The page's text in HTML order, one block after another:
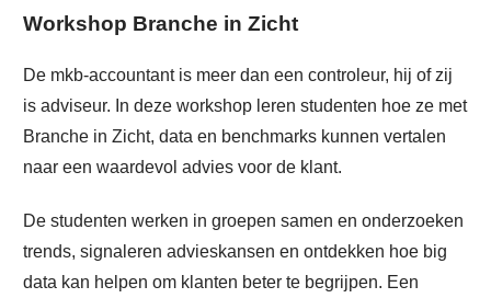
Workshop Branche in Zicht
De mkb-accountant is meer dan een controleur, hij of zij
is adviseur. In deze workshop leren studenten hoe ze met
Branche in Zicht, data en benchmarks kunnen vertalen
naar een waardevol advies voor de klant.
De studenten werken in groepen samen en onderzoeken
trends, signaleren advieskansen en ontdekken hoe big
data kan helpen om klanten beter te begrijpen. Een